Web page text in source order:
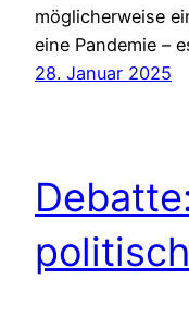
möglicherweise
eine Pandemie –
28. Januar 2025